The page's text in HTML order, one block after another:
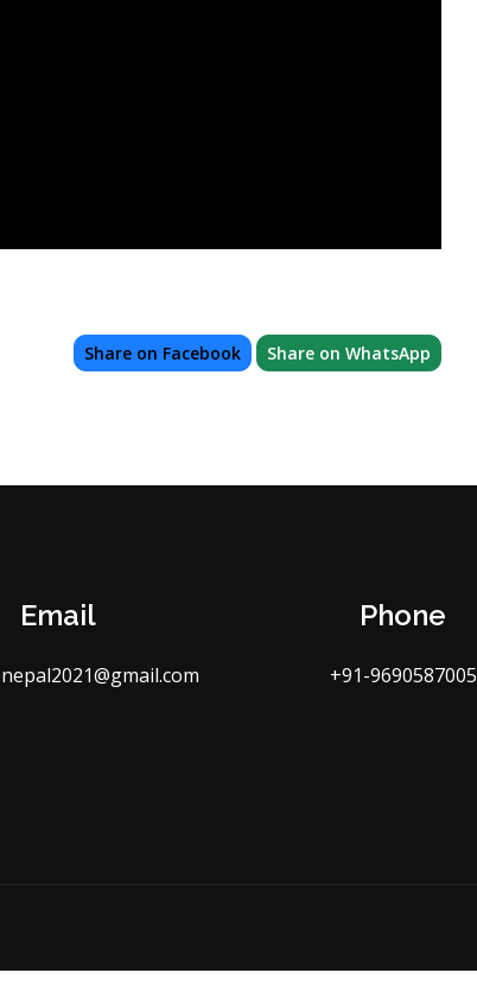
Share on Facebook Share on WhatsApp
Email Phone
+91-9690587005